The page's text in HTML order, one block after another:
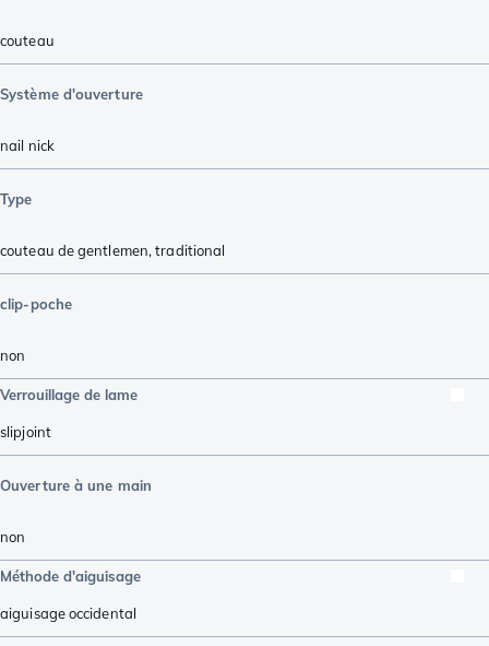
couteau
Système d'ouverture
nail nick
Type
couteau de gentlemen,traditional
clip-poche
non
Verrouillage de lame
slipjoint
Ouverture à une main
non
Méthode d'aiguisage
aiguisage occidental